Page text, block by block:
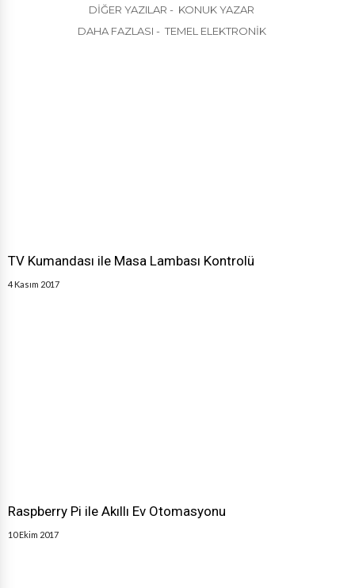
DIĞER YAZILAR - KONUK YAZAR
DAHA FAZLASI - TEMEL ELEKTRONIK
TV Kumandası ile Masa Lambası Kontrolü
4 Kasım 2017
Raspberry Pi ile Akıllı Ev Otomasyonu
10 Ekim 2017